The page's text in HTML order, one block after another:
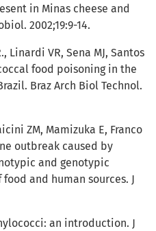
in Minas cheese and
2002;19:9-14.
Linardi VR, Sena MJ, Santos
food poisoning in the
Braz Arch Biol Technol.
ZM, Mamizuka E, Franco
outbreak caused by
and genotypic
and human sources. J
an introduction. J